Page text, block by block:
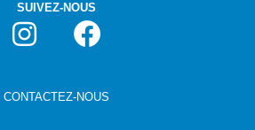
SUIVEZ-NOUS
CONTACTEZ-NOUS